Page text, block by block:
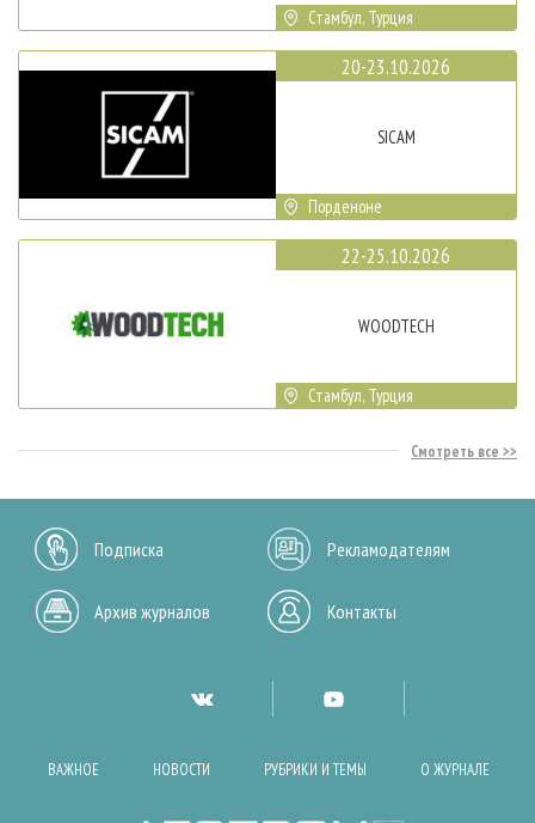
Стамбул, Турция
20-23.10.2026
SICAM
Порденоне
22-25.10.2026
WOODTECH
Стамбул, Турция
Смотреть все
Подписка Рекламодателям
Архив журналов Контакты
ВАЖНОЕ НОВОСТИ РУБРИКИ И ТЕМЫ О ЖУРНАЛЕ